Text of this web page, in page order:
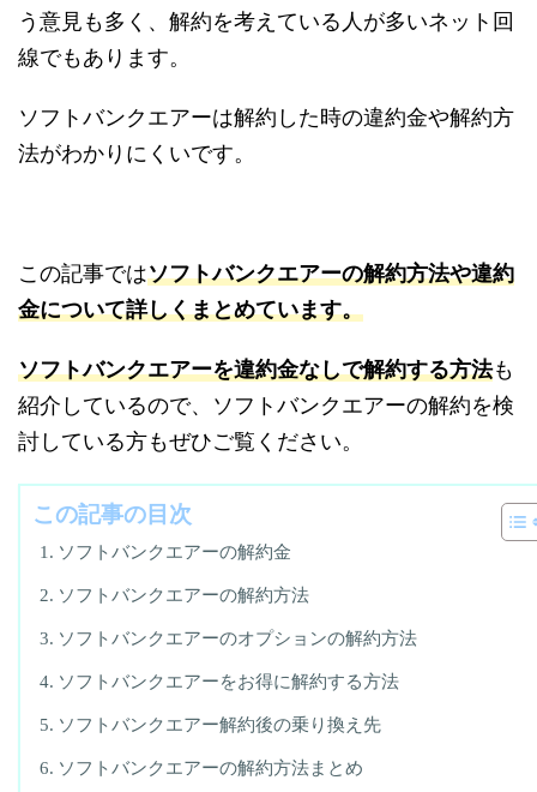
う意見も多く、解約を考えている人が多いネット回
線でもあります。
ソフトバンクエアーは解約した時の違約金や解約方
法がわかりにくいです。
この記事ではソフトバンクエアーの解約方法や違約
金について詳しくまとめています。
ソフトバンクエアーを違約金なしで解約する方法も
紹介しているので、ソフトバンクエアーの解約を検
討している方もぜひご覧ください。
この記事の目次
ソフトバンクエアーの解約金
ソフトバンクエアーの解約方法
ソフトバンクエアーのオプションの解約方法
ソフトバンクエアーをお得に解約する方法
ソフトバンクエアー解約後の乗り換え先
ソフトバンクエアーの解約方法まとめ